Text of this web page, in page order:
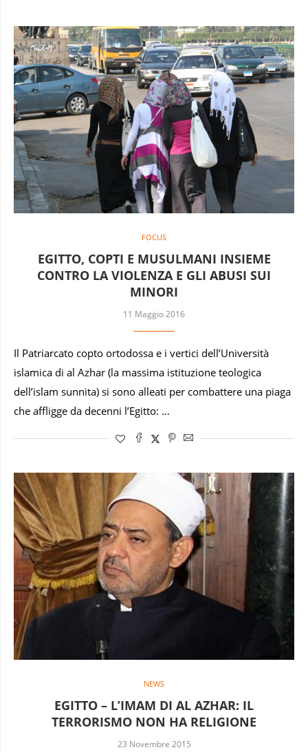
FOCUS
EGITTO, COPTI E MUSULMANI INSIEME
CONTRO LA VIOLENZA E GLI ABUSI SUI
MINORI
11 Maggio 2016
Il Patriarcato copto ortodossa e i vertici dell’Università
islamica di al Azhar (la massima istituzione teologica
dell’islam sunnita) si sono alleati per combattere una piaga
che affligge da decenni l’Egitto: …
NEWS
EGITTO – L’IMAM DI AL AZHAR: IL
TERRORISMO NON HA RELIGIONE
23 Novembre 2015